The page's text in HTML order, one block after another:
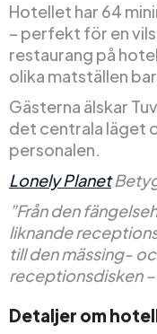
Hotellet har 64
– perfekt för en
restaurang på
olika matställen
Gästerna älskar
det centrala läget
personalen.
Lonely Planet
”Från den
liknande
till den mässing-
receptionsdisken –
Detaljer om